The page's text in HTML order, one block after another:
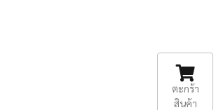
ตะกร้า
สินค้า